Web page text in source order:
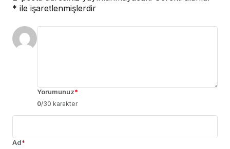
* ile işaretlenmişlerdir
Yorumunuz*
0/30 karakter
Ad*